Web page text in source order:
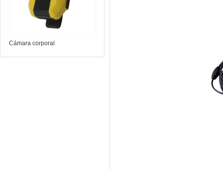
Cámara corporal
intrínsecamente segura